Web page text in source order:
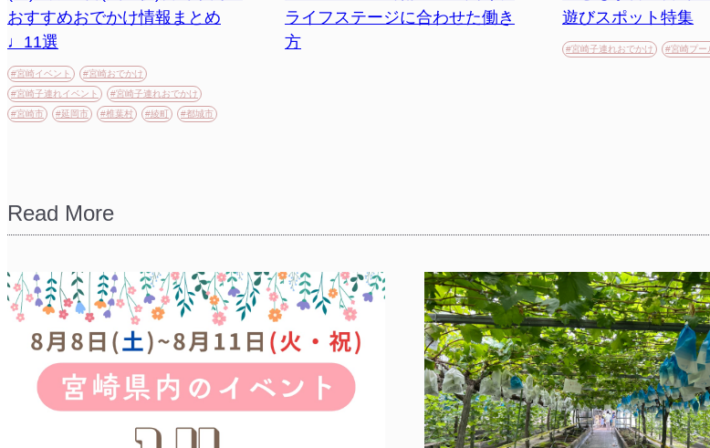
おすすめおでかけ情報まとめ
♩11選
#宮崎イベント
#宮崎おでかけ
#宮崎子連れイベント
#宮崎子連れおでかけ
#宮崎市
#延岡市 #椎葉村 #綾町 #都城市
ライフステージに合わせた働き
方
遊びスポット特集
#宮崎子連れおでかけ #宮崎プー
Read More